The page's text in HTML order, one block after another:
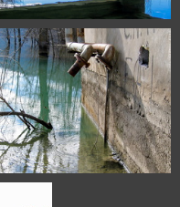
0363 Embalse de Barasona
Graus Huesca Spain
0371 Embalse de Barasona